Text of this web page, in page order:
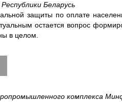
Беларусь
защиты по оплате
остается вопрос
в целом.
комплекса